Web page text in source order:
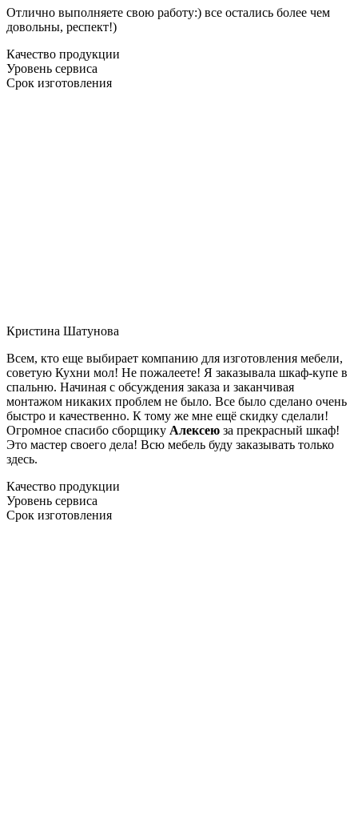
Отлично выполняете свою работу:) все остались более чем
довольны, респект!)
Качество продукции
Уровень сервиса
Срок изготовления
Кристина Шатунова
Всем, кто еще выбирает компанию для изготовления мебели,
советую Кухни мол! Не пожалеете! Я заказывала шкаф-купе в
спальню. Начиная с обсуждения заказа и заканчивая
монтажом никаких проблем не было. Все было сделано очень
быстро и качественно. К тому же мне ещё скидку сделали!
Огромное спасибо сборщику Алексею за прекрасный шкаф!
Это мастер своего дела! Всю мебель буду заказывать только
здесь.
Качество продукции
Уровень сервиса
Срок изготовления